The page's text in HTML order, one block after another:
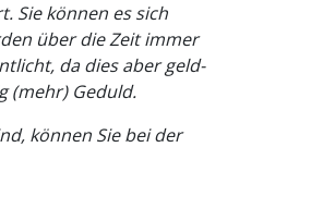
Sie können es sich
über die Zeit immer
da dies aber geld-
(mehr) Geduld.
können Sie bei der